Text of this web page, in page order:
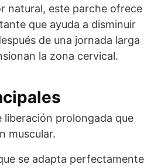
natural, este parche ofrece
que ayuda a disminuir
de una jornada larga
la zona cervical.
liberación prolongada que
muscular.
se adapta perfectamente